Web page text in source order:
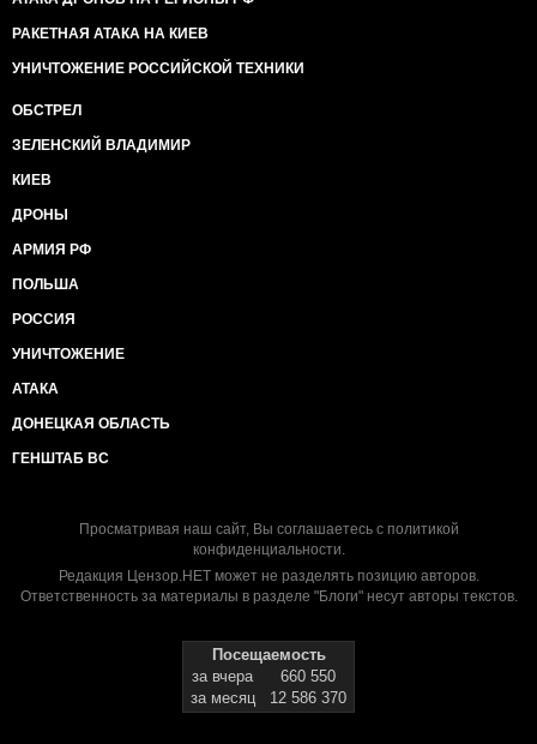
РАКЕТНАЯ АТАКА НА КИЕВ
УНИЧТОЖЕНИЕ РОССИЙСКОЙ ТЕХНИКИ
ОБСТРЕЛ
ЗЕЛЕНСКИЙ ВЛАДИМИР
КИЕВ
ДРОНЫ
АРМИЯ РФ
ПОЛЬША
РОССИЯ
УНИЧТОЖЕНИЕ
АТАКА
ДОНЕЦКАЯ ОБЛАСТЬ
ГЕНШТАБ ВС
Просматривая наш сайт, Вы соглашаетесь с политикой
конфиденциальности.
Редакция Цензор.НЕТ может не разделять позицию авторов.
Ответственность за материалы в разделе "Блоги" несут авторы текстов.
Посещаемость
за вчера
660 550
за месяц
12 586 370